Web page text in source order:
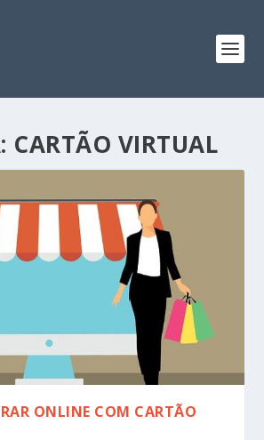
CARTÃO VIRTUAL
ONLINE COM CARTÃO